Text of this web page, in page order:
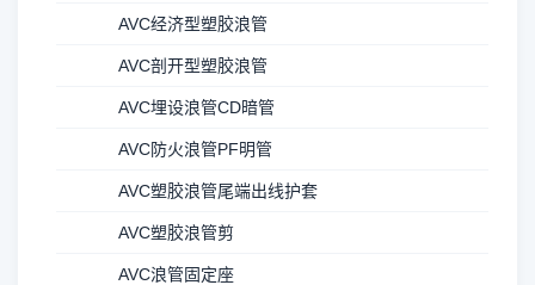
AVC经济型塑胶浪管
AVC剖开型塑胶浪管
AVC埋设浪管CD暗管
AVC防火浪管PF明管
AVC塑胶浪管尾端出线护套
AVC塑胶浪管剪
AVC浪管固定座